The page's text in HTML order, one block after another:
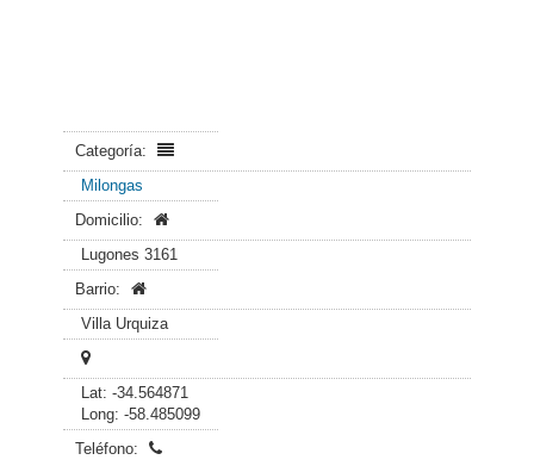
Categoría:
Milongas
Domicilio:
Lugones 3161
Barrio:
Villa Urquiza
Lat: -34.564871
Long: -58.485099
Teléfono: